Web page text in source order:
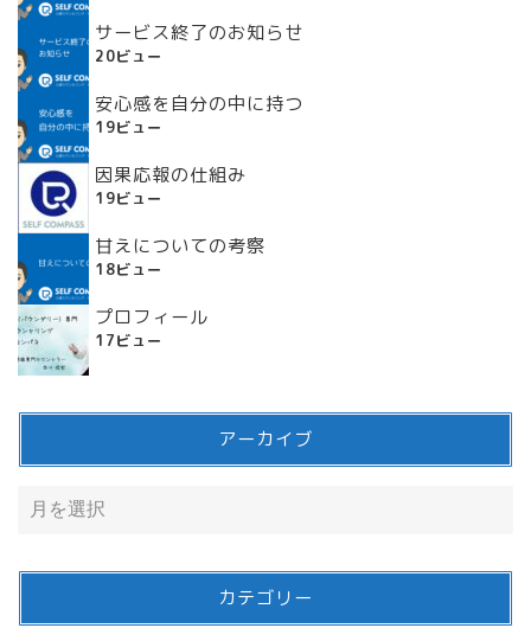
サービス終了のお知らせ
20ビュー
安心感を自分の中に持つ
19ビュー
因果応報の仕組み
19ビュー
甘えについての考察
18ビュー
プロフィール
17ビュー
アーカイブ
カテゴリー